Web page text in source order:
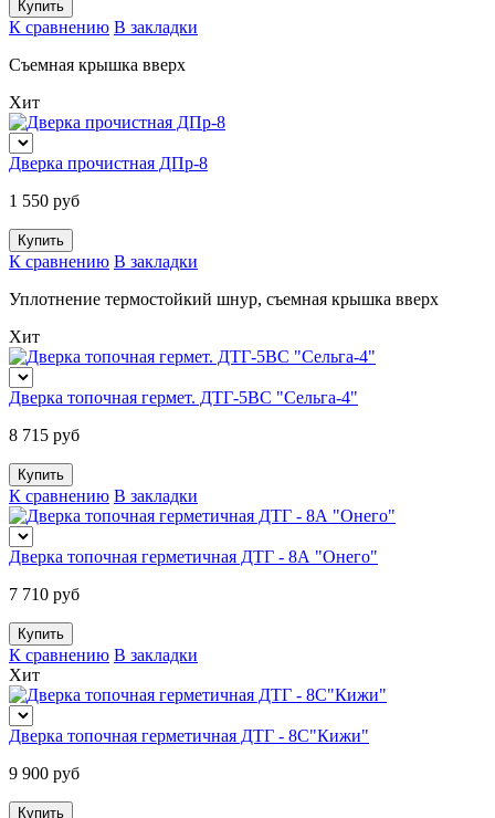
К сравнению В закладки
Съемная крышка вверх
Хит
Дверка прочистная ДПр-8
1 550 руб
К сравнению В закладки
Уплотнение термостойкий шнур, съемная крышка вверх
Хит
Дверка топочная гермет. ДТГ-5ВС "Сельга-4"
8 715 руб
К сравнению В закладки
Дверка топочная герметичная ДТГ - 8А "Онего"
7 710 руб
К сравнению В закладки
Хит
Дверка топочная герметичная ДТГ - 8С"Кижи"
9 900 руб